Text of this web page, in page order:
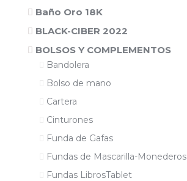
Baño Oro 18K
BLACK-CIBER 2022
BOLSOS Y COMPLEMENTOS
Bandolera
Bolso de mano
Cartera
Cinturones
Funda de Gafas
Fundas de Mascarilla-Monederos
Fundas LibrosTablet